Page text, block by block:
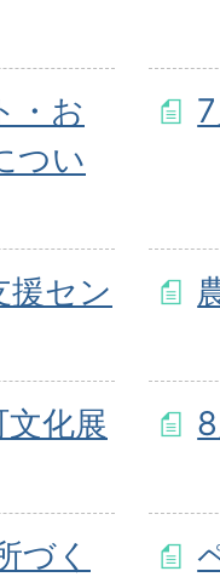
・お
つい
援セン
化展
づく